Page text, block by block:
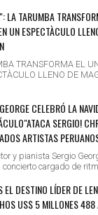
LA TARUMBA
UN ESPECTÀCULO
TRANSFORMA EL
LLENO DE
CELEBRÓ LA
SERGIO!
ARTISTAS
y pianista Sergio
cargado de
EL DESTINO LÍDER DE
US$ 5 MILLONES